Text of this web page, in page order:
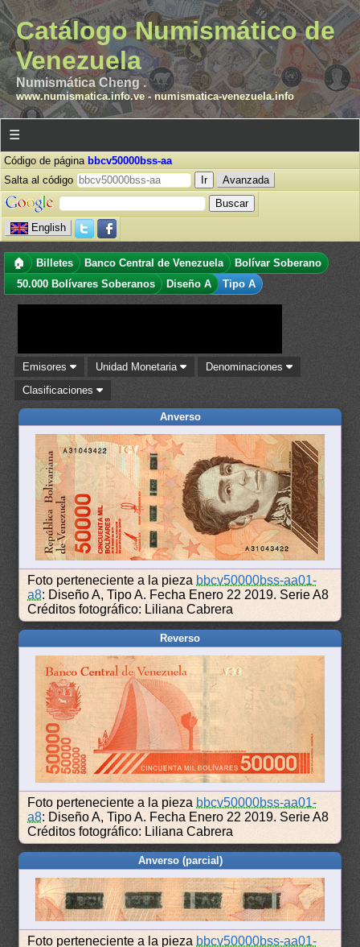
Catálogo Numismático de
Venezuela
Numismática Cheng .
www.numismatica.info.ve- numismatica-venezuela.info
☰
Código de página bbcv50000bss-aa
Salta al código
Avanzada
English
🏠 Billetes Banco Central de Venezuela
Bolívar Soberano
50.000 Bolívares Soberanos
Diseño A Tipo A
Emisores Unidad Monetaria
Denominaciones
Clasificaciones
Anverso
Foto perteneciente a la pieza bbcv50000bss-aa01-
a8: Diseño A, Tipo A. Fecha Enero 22 2019. Serie A8
Créditos fotográfico: Liliana Cabrera
Reverso
Foto perteneciente a la pieza bbcv50000bss-aa01-
a8: Diseño A, Tipo A. Fecha Enero 22 2019. Serie A8
Créditos fotográfico: Liliana Cabrera
Anverso (parcial)
Foto perteneciente a la pieza bbcv50000bss-aa01-